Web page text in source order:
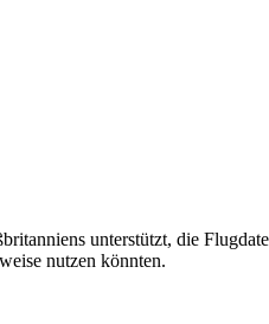
unterstützt, die
nutzen könnten.